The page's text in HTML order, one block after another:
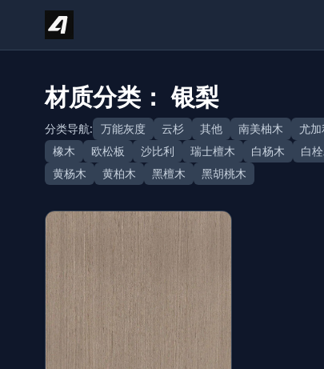
Skip to content
材质分类： 银梨
分类导航: 万能灰度 云杉 其他 南美柚木 尤加
橡木
欧松板 沙比利 瑞士檀木 白杨木 白
黄杨木
黄柏木 黑檀木 黑胡桃木